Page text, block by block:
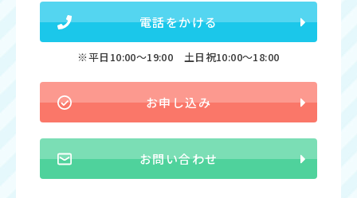
電話をかける
※平日10:00〜19:00 土日祝10:00〜18:00
お申し込み
お問い合わせ